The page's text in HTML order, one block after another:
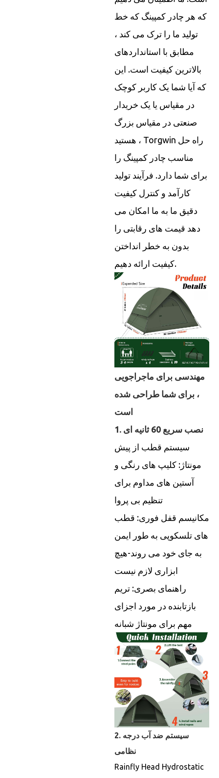
که هر چادر کمپینگ که خط
تولید ما را ترک می کند ،
مطابق با استانداردهای
بالاترین کیفیت است. این
که آیا شما یک کاربر کوچک
در مقیاس یا یک خریدار
صنعتی در مقیاس بزرگ
هستید ، Torgwin راه حل
مناسب چادر کمپینگ را
برای شما دارد. فرآیند تولید
کارآمد و کنترل کیفیت
دقیق ما به ما امکان می
دهد قیمت های رقابتی را
بدون به خطر انداختن
کیفیت ارائه دهیم.
مهندسی برای ماجراجویی
، برای شما طراحی شده
است
1. نصب سریع 60 ثانیه ای
سیستم قطب از پیش
مونتاژ: کلیپ های رنگی و
آستین های مداوم برای
تنظیم بی پروا
مکانیسم قفل فوری: قطب
های تلسکوپی به طور ایمن
به جای خود می روند-هیچ
ابزاری لازم نیست
راهنمای بصری: تریم
بازتابنده در مورد اجزای
مهم برای مونتاژ شبانه
2. سیستم ضد آب درجه
نظامی
Rainfly Head Hydrostatic